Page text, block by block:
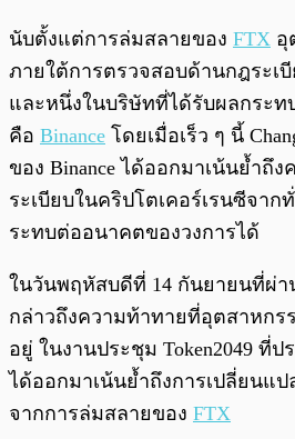
พร้อมเล่น
นับตั้งแต่การล่มสลายของ FTX อุ
ภายใต้การตรวจสอบด้านกฎระเ
และหนึ่งในบริษัทที่ได้รับผลกระท
คือ Binance โดยเมื่อเร็ว ๆ นี้
ของ Binance ได้ออกมาเน้นย้ำถึ
ระเบียบในคริปโตเคอร์เรนซีจาก
ระทบต่ออนาคตของวงการได้
ในวันพฤหัสบดีที่ 14 กันยายนที่ผ่า
กล่าวถึงความท้าทายที่อุตสาหกร
อยู่ ในงานประชุม Token2049 ที่ป
ได้ออกมาเน้นย้ำถึงการเปลี่ยนแ
จากการล่มสลายของ FTX